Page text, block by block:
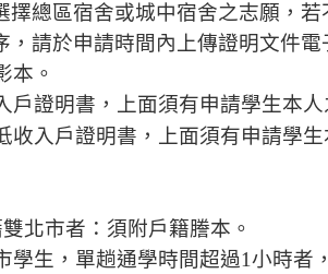
擇總區宿舍或城中宿舍之志願，
請於申請時間內上傳證明文件電
本。
戶證明書，上面須有申請學生本人
收入戶證明書，上面須有申請學
北市者：須附戶籍謄本。
學生，單趟通學時間超過1小時者